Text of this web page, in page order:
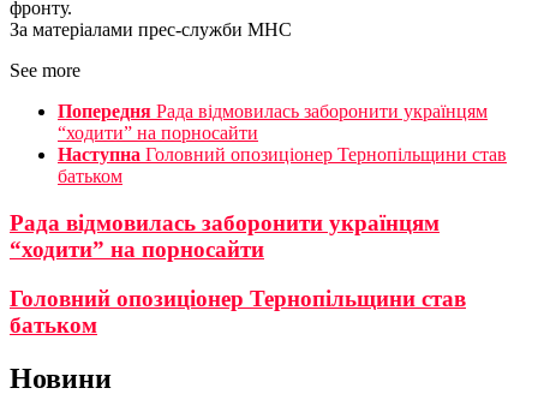
фронту.
За матеріалами прес-служби МНС
See more
Попередня Рада відмовилась заборонити українцям
“ходити” на порносайти
Наступна Головний опозиціонер Тернопільщини став
батьком
Рада відмовилась заборонити українцям
“ходити” на порносайти
Головний опозиціонер Тернопільщини став
батьком
Новини